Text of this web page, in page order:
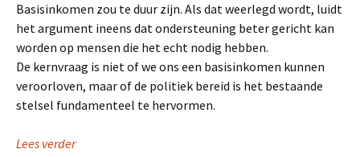
Basisinkomen zou te duur zijn. Als dat weerlegd wordt, luidt
het argument ineens dat ondersteuning beter gericht kan
worden op mensen die het echt nodig hebben.
De kernvraag is niet of we ons een basisinkomen kunnen
veroorloven, maar of de politiek bereid is het bestaande
stelsel fundamenteel te hervormen.
Lees verder